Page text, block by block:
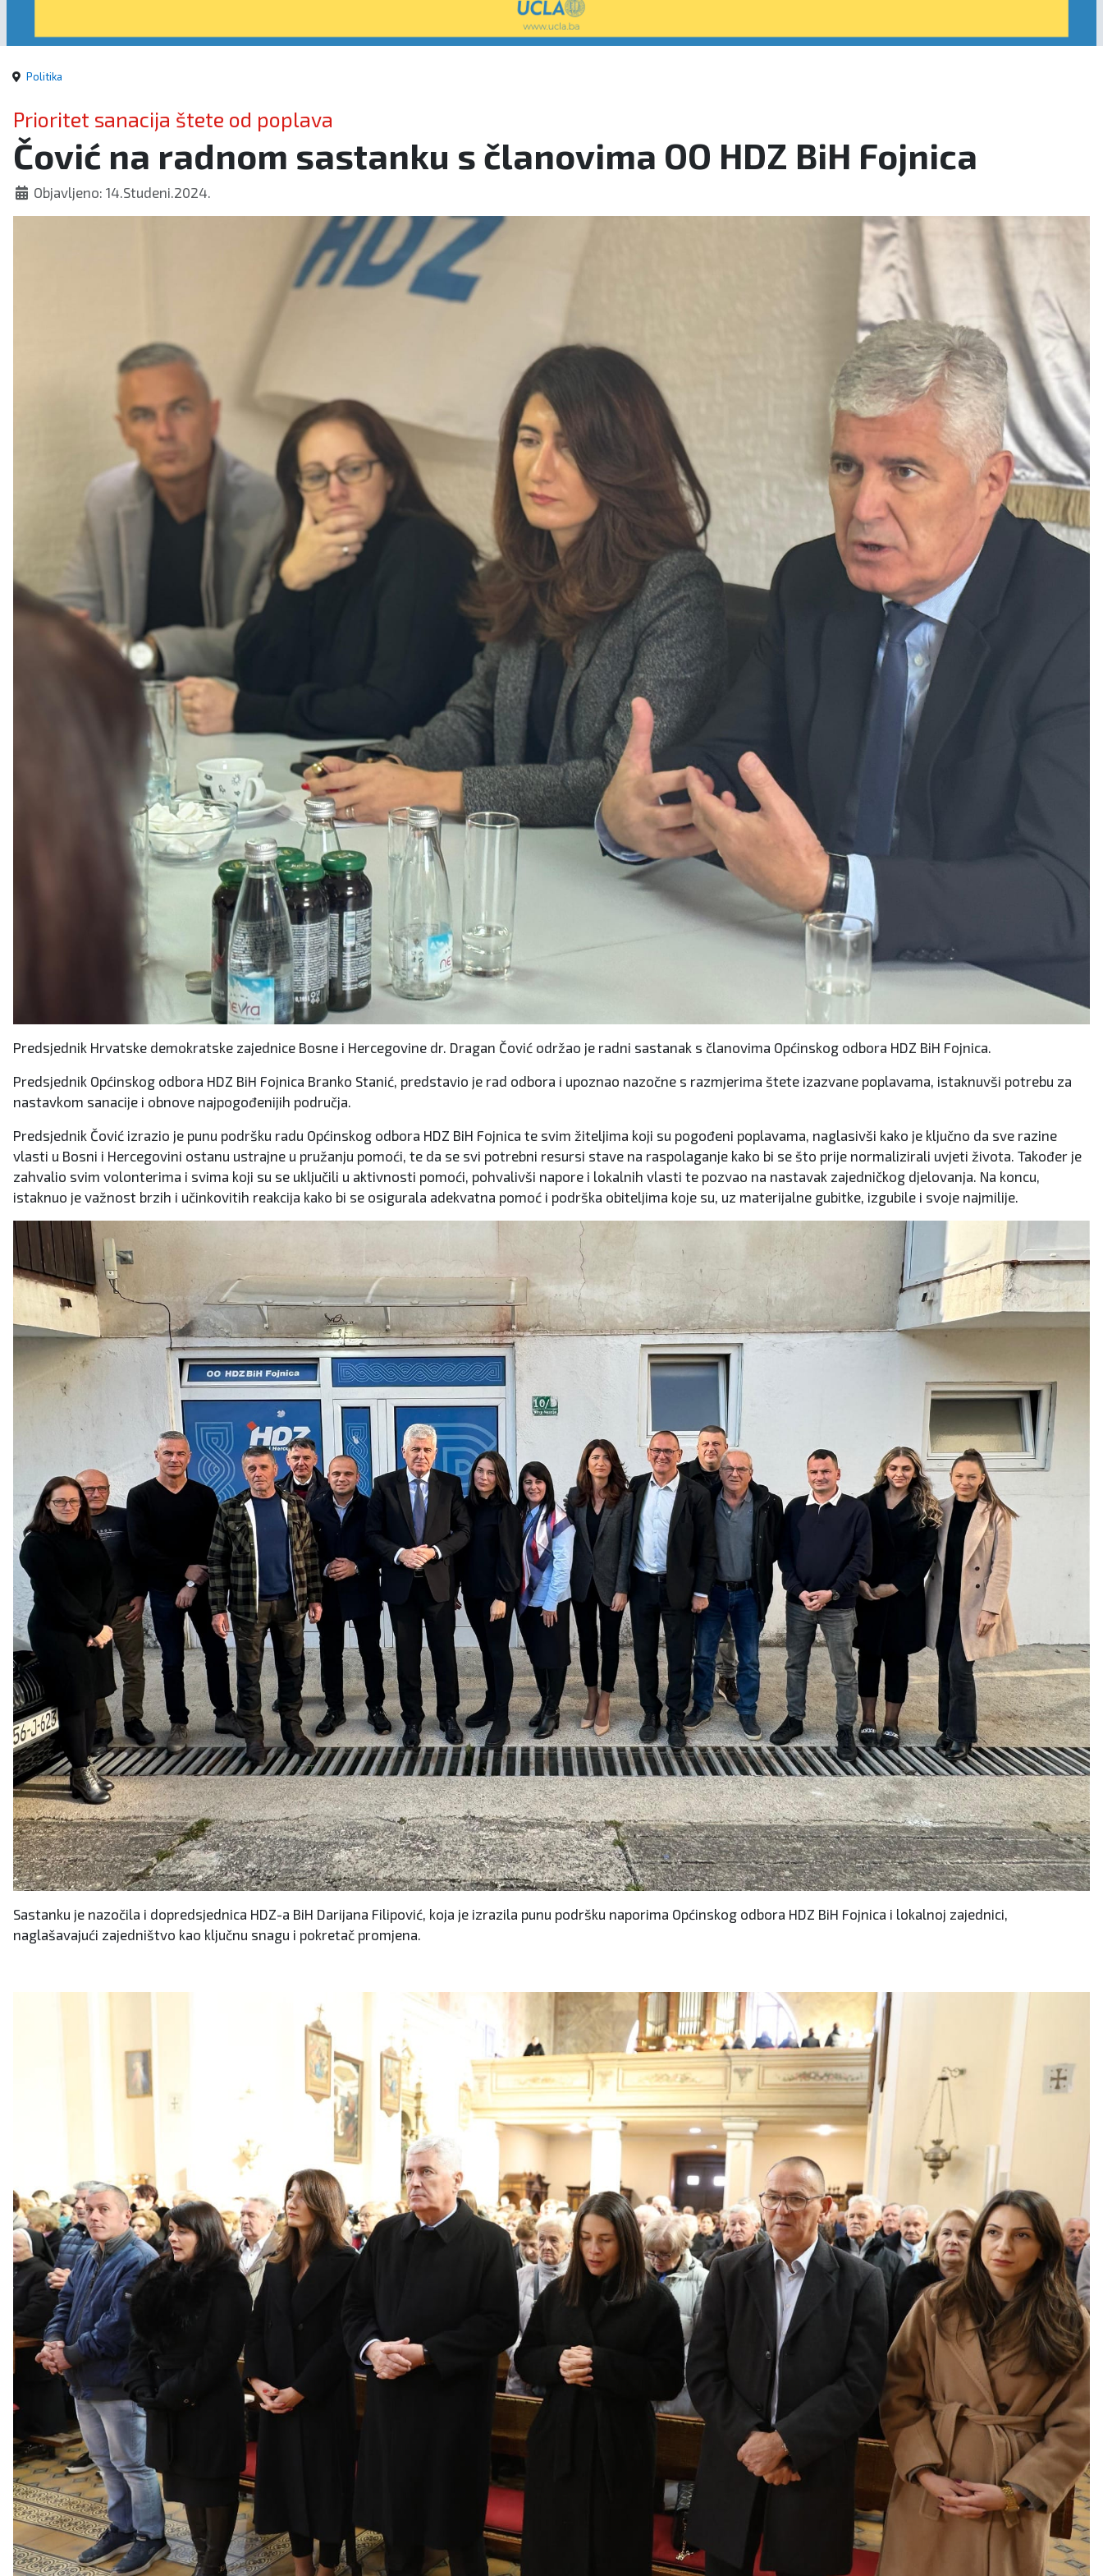
Politika
Prioritet sanacija štete od poplava
Čović na radnom sastanku s članovima OO HDZ BiH Fojnica
Objavljeno: 14.Studeni.2024.
Predsjednik Hrvatske demokratske zajednice Bosne i Hercegovine dr. Dragan Čović održao je radni sastanak s članovima Općinskog odbora HDZ BiH Fojnica.
Predsjednik Općinskog odbora HDZ BiH Fojnica Branko Stanić, predstavio je rad odbora i upoznao nazočne s razmjerima štete izazvane poplavama, istaknuvši potrebu za
nastavkom sanacije i obnove najpogođenijih područja.
Predsjednik Čović izrazio je punu podršku radu Općinskog odbora HDZ BiH Fojnica te svim žiteljima koji su pogođeni poplavama, naglasivši kako je ključno da sve razine
vlasti u Bosni i Hercegovini ostanu ustrajne u pružanju pomoći, te da se svi potrebni resursi stave na raspolaganje kako bi se što prije normalizirali uvjeti života. Također je
zahvalio svim volonterima i svima koji su se uključili u aktivnosti pomoći, pohvalivši napore i lokalnih vlasti te pozvao na nastavak zajedničkog djelovanja. Na koncu,
istaknuo je važnost brzih i učinkovitih reakcija kako bi se osigurala adekvatna pomoć i podrška obiteljima koje su, uz materijalne gubitke, izgubile i svoje najmilije.
Sastanku je nazočila i dopredsjednica HDZ-a BiH Darijana Filipović, koja je izrazila punu podršku naporima Općinskog odbora HDZ BiH Fojnica i lokalnoj zajednici,
naglašavajući zajedništvo kao ključnu snagu i pokretač promjena.